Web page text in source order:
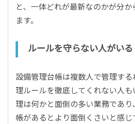
と、一体どれが最新なのかが分
ます。
ルールを守らない人がいる
設備管理台帳は複数人で管理す
理ルールを徹底してくれない人
理は何かと面倒の多い業務であ
帳があるとより面倒くさいと感